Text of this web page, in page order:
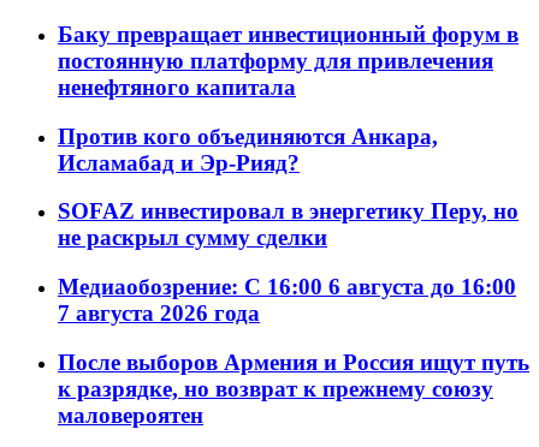
Баку превращает инвестиционный форум в
постоянную платформу для привлечения
ненефтяного капитала
Против кого объединяются Анкара,
Исламабад и Эр-Рияд?
SOFAZ инвестировал в энергетику Перу, но
не раскрыл сумму сделки
Медиаобозрение: С 16:00 6 августа до 16:00
7 августа 2026 года
После выборов Армения и Россия ищут путь
к разрядке, но возврат к прежнему союзу
маловероятен